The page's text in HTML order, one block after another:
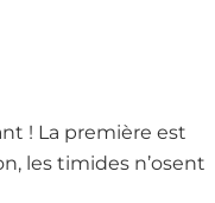
! La première est
les timides n’osent